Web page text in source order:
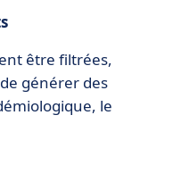
être filtrées,
générer des
le